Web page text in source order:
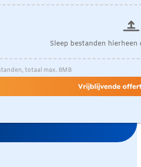
Sleep bestanden
totaal max. 8MB
Vrijblijvende